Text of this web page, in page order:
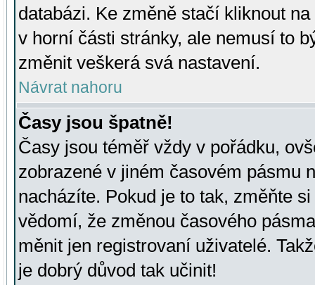
databázi. Ke změně stačí kliknout
v horní části stránky, ale nemusí to
změnit veškerá svá nastavení.
Návrat nahoru
Časy jsou špatně!
Časy jsou téměř vždy v pořádku,
zobrazené v jiném časovém pásmu
nacházíte. Pokud je to tak, změňte
vědomí, že změnou časového
měnit jen registrovaní uživatelé.
je dobrý důvod tak učinit!